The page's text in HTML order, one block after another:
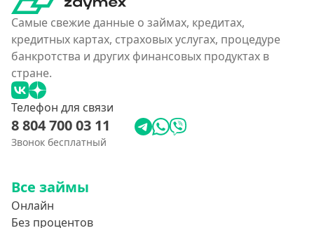
На виртуальную карту
На неименную карту
На именную карту
На зарплатную карту
Перевод средств на чужую карту без согласия
Похожие МФО
Наподобие Займера
Словно золотая корона
Самые свежие данные о займах, кредитах,
кредитных картах, страховых услугах, процедуре
банкротства и других финансовых продуктах в
стране.
Телефон для связи
8 804 700 03 11
Звонок бесплатный
Все займы
Онлайн
Без процентов